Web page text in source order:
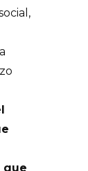
que